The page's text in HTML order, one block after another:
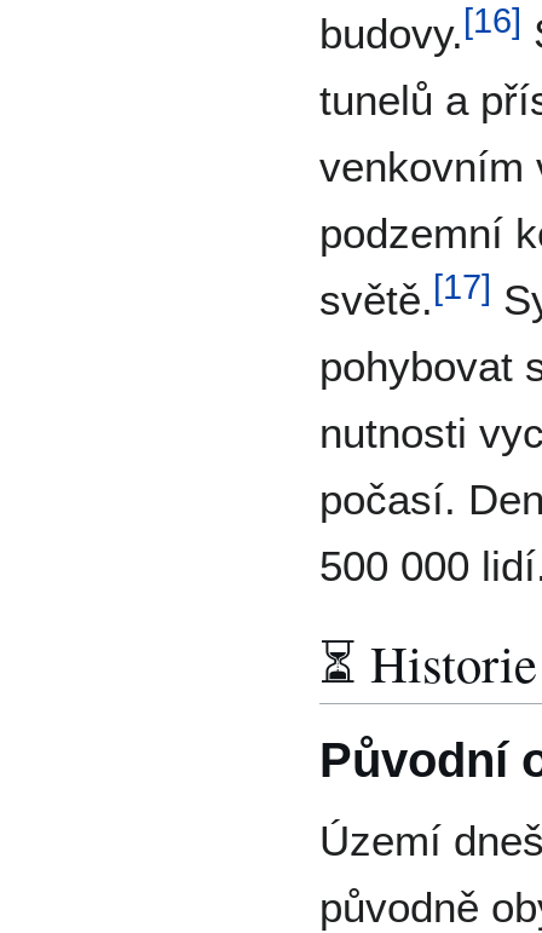
budovy.[16]
tunelů a
venkovním
podzemní
světě.[17]
pohybovat
nutnosti
počasí.
500 000
⏳ Historie
Původní
Území
původně